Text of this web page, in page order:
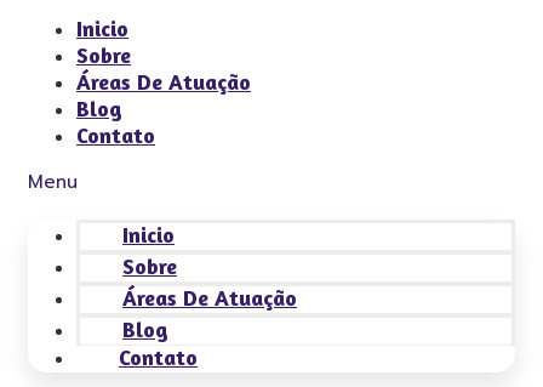
Inicio
Sobre
Áreas De Atuação
Blog
Contato
Menu
Inicio
Sobre
Áreas De Atuação
Blog
Contato